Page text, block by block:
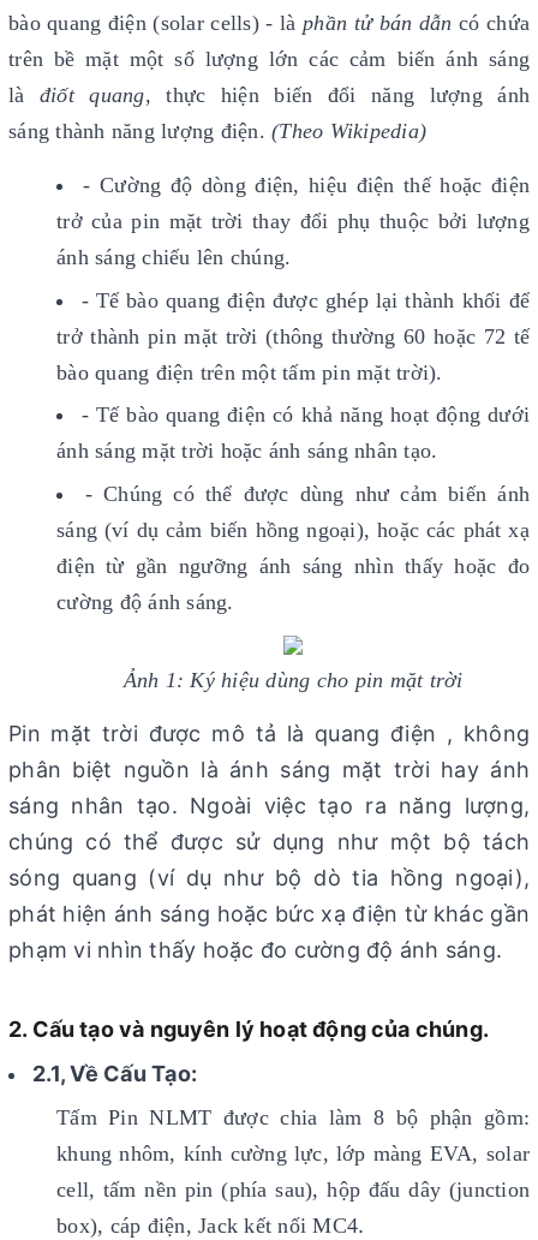
bào quang điện (solar cells) - là phần tử bán dẫn có chứa
trên bề mặt một số lượng lớn các cảm biến ánh sáng
là điốt quang, thực hiện biến đổi năng lượng ánh
sáng thành năng lượng điện. (Theo Wikipedia)
- Cường độ dòng điện, hiệu điện thế hoặc điện
trở của pin mặt trời thay đổi phụ thuộc bởi lượng
ánh sáng chiếu lên chúng.
- Tế bào quang điện được ghép lại thành khối để
trở thành pin mặt trời (thông thường 60 hoặc 72 tế
bào quang điện trên một tấm pin mặt trời).
- Tế bào quang điện có khả năng hoạt động dưới
ánh sáng mặt trời hoặc ánh sáng nhân tạo.
- Chúng có thể được dùng như cảm biến ánh
sáng (ví dụ cảm biến hồng ngoại), hoặc các phát xạ
điện từ gần ngưỡng ánh sáng nhìn thấy hoặc đo
cường độ ánh sáng.
Ảnh 1: Ký hiệu dùng cho pin mặt trời
Pin mặt trời được mô tả là quang điện , không
phân biệt nguồn là ánh sáng mặt trời hay ánh
sáng nhân tạo. Ngoài việc tạo ra năng lượng,
chúng có thể được sử dụng như một bộ tách
sóng quang (ví dụ như bộ dò tia hồng ngoại),
phát hiện ánh sáng hoặc bức xạ điện từ khác gần
phạm vi nhìn thấy hoặc đo cường độ ánh sáng.
2. Cấu tạo và nguyên lý hoạt động của chúng.
2.1, Về Cấu Tạo:
Tấm Pin NLMT được chia làm 8 bộ phận gồm:
khung nhôm, kính cường lực, lớp màng EVA, solar
cell, tấm nền pin (phía sau), hộp đấu dây (junction
box), cáp điện, Jack kết nối MC4.